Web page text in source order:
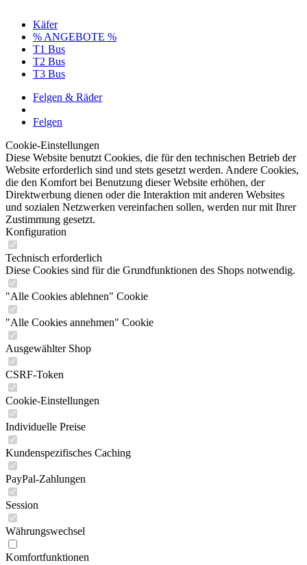
Käfer
% ANGEBOTE %
T1 Bus
T2 Bus
T3 Bus
Felgen & Räder
Felgen
Cookie-Einstellungen
Diese Website benutzt Cookies, die für den technischen Betrieb der
Website erforderlich sind und stets gesetzt werden. Andere Cookies,
die den Komfort bei Benutzung dieser Website erhöhen, der
Direktwerbung dienen oder die Interaktion mit anderen Websites
und sozialen Netzwerken vereinfachen sollen, werden nur mit Ihrer
Zustimmung gesetzt.
Konfiguration
Technisch erforderlich
Diese Cookies sind für die Grundfunktionen des Shops notwendig.
"Alle Cookies ablehnen" Cookie
"Alle Cookies annehmen" Cookie
Ausgewählter Shop
CSRF-Token
Cookie-Einstellungen
Individuelle Preise
Kundenspezifisches Caching
PayPal-Zahlungen
Session
Währungswechsel
Komfortfunktionen